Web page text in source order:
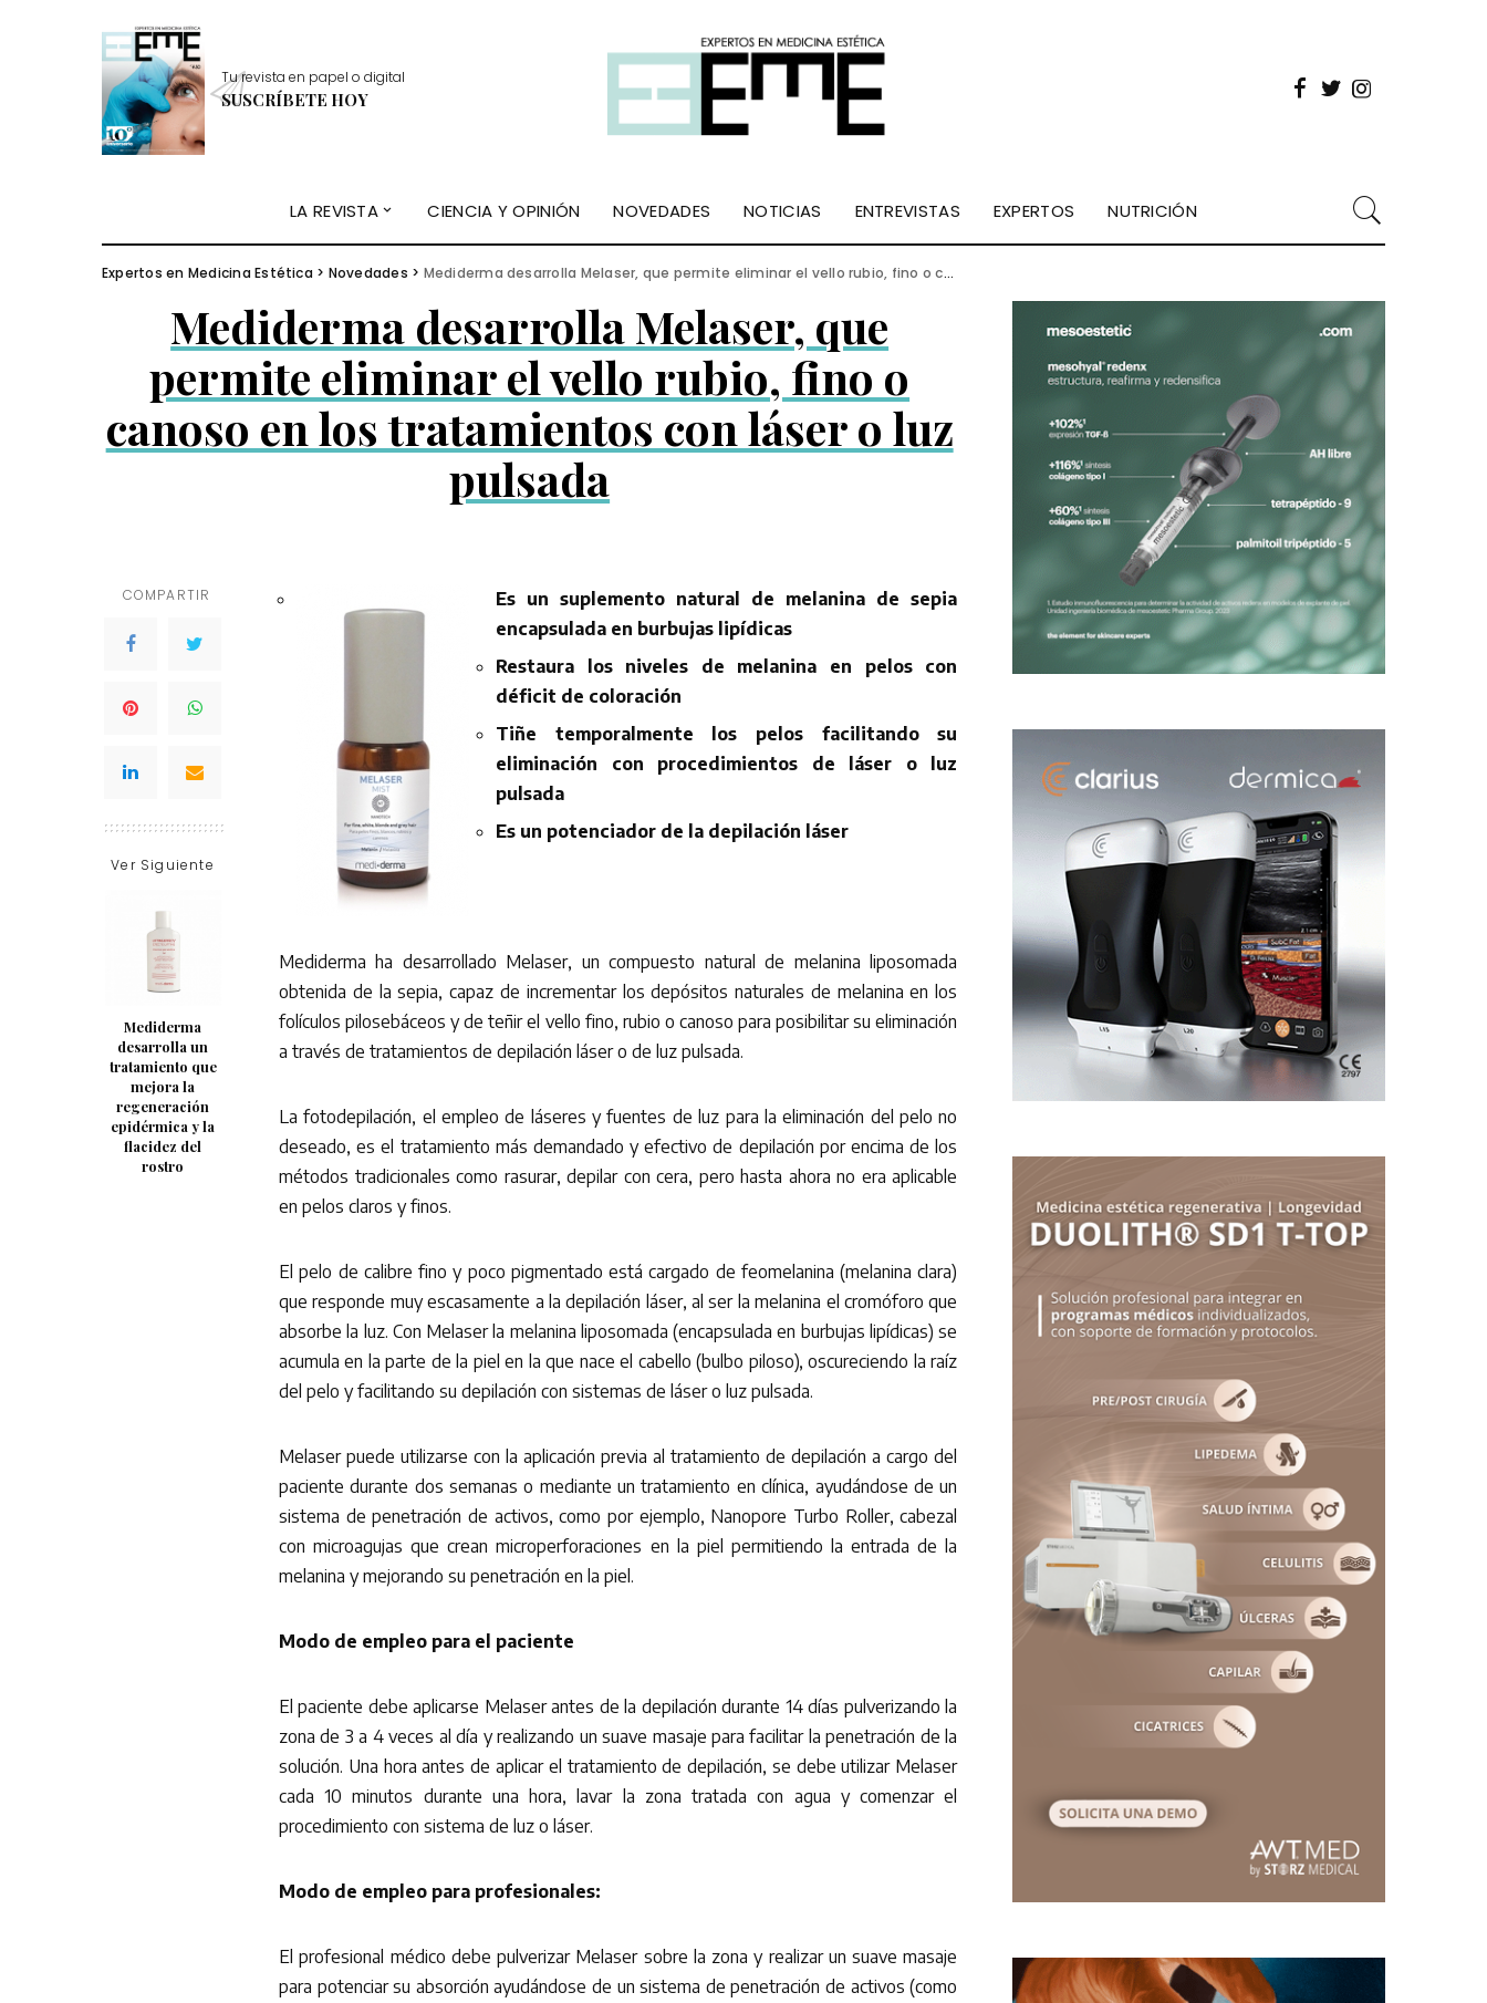
Tu revista en papel o digital
SUSCRÍBETE HOY
LA REVISTA CIENCIA Y OPINIÓN NOVEDADES NOTICIAS ENTREVISTAS EXPERTOS NUTRICIÓN
Expertos en Medicina Estética > Novedades > Mediderma desarrolla Melaser, que permite eliminar el vello rubio, fino o canoso en los tratamientos con láser o luz pulsada
Mediderma desarrolla Melaser, que
permite eliminar el vello rubio, fino o
canoso en los tratamientos con láser o luz
pulsada
COMPARTIR
Ver Siguiente
Mediderma
desarrolla un
tratamiento que
mejora la
regeneración
epidérmica y la
flacidez del
rostro
Es un suplemento natural de melanina de sepia
encapsulada en burbujas lipídicas
Restaura los niveles de melanina en pelos con
déficit de coloración
Tiñe temporalmente los pelos facilitando su
eliminación con procedimientos de láser o luz
pulsada
Es un potenciador de la depilación láser
Mediderma ha desarrollado Melaser, un compuesto natural de melanina liposomada
obtenida de la sepia, capaz de incrementar los depósitos naturales de melanina en los
folículos pilosebáceos y de teñir el vello fino, rubio o canoso para posibilitar su eliminación
a través de tratamientos de depilación láser o de luz pulsada.
La fotodepilación, el empleo de láseres y fuentes de luz para la eliminación del pelo no
deseado, es el tratamiento más demandado y efectivo de depilación por encima de los
métodos tradicionales como rasurar, depilar con cera, pero hasta ahora no era aplicable
en pelos claros y finos.
El pelo de calibre fino y poco pigmentado está cargado de feomelanina (melanina clara)
que responde muy escasamente a la depilación láser, al ser la melanina el cromóforo que
absorbe la luz. Con Melaser la melanina liposomada (encapsulada en burbujas lipídicas) se
acumula en la parte de la piel en la que nace el cabello (bulbo piloso), oscureciendo la raíz
del pelo y facilitando su depilación con sistemas de láser o luz pulsada.
Melaser puede utilizarse con la aplicación previa al tratamiento de depilación a cargo del
paciente durante dos semanas o mediante un tratamiento en clínica, ayudándose de un
sistema de penetración de activos, como por ejemplo, Nanopore Turbo Roller, cabezal
con microagujas que crean microperforaciones en la piel permitiendo la entrada de la
melanina y mejorando su penetración en la piel.
Modo de empleo para el paciente
El paciente debe aplicarse Melaser antes de la depilación durante 14 días pulverizando la
zona de 3 a 4 veces al día y realizando un suave masaje para facilitar la penetración de la
solución. Una hora antes de aplicar el tratamiento de depilación, se debe utilizar Melaser
cada 10 minutos durante una hora, lavar la zona tratada con agua y comenzar el
procedimiento con sistema de luz o láser.
Modo de empleo para profesionales:
El profesional médico debe pulverizar Melaser sobre la zona y realizar un suave masaje
para potenciar su absorción ayudándose de un sistema de penetración de activos (como